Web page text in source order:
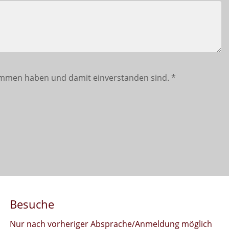
haben und damit einverstanden sind. *
Besuche
Nur nach vorheriger Absprache/Anmeldung möglich